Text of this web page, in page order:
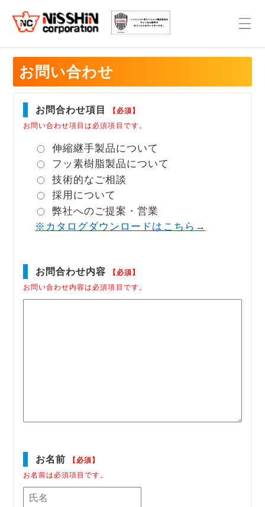
お問い合わせ
お問合わせ項目
【必須】
お問い合わせ項目は必須項目です。
伸縮継手製品について
フッ素樹脂製品について
技術的なご相談
採用について
弊社へのご提案・営業
※カタログダウンロードはこちら→
お問合わせ内容
【必須】
お問い合わせ内容は必須項目です。
お名前
【必須】
お名前は必須項目です。